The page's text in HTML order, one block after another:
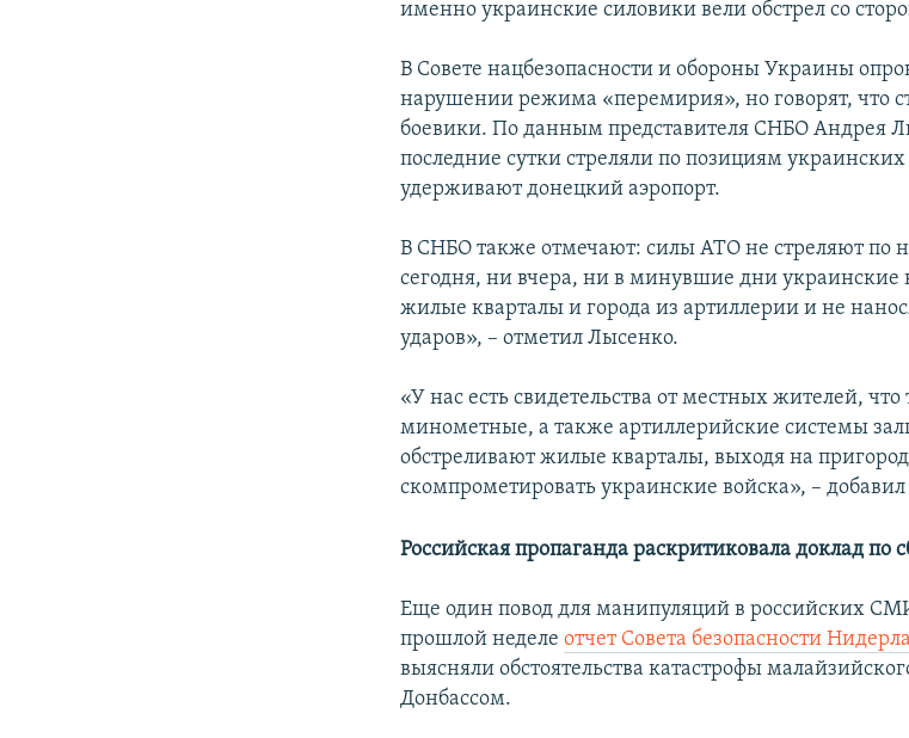
именно украинские силовики вели обстрел со
В Совете нацбезопасности и обороны Украины
нарушении режима «перемирия», но говорят, что
боевики. По данным представителя СНБО Андрея
последние сутки стреляли по позициям
удерживают донецкий аэропорт.
В СНБО также отмечают: силы АТО не стреляют по
сегодня, ни вчера, ни в минувшие дни украинские
жилые кварталы и города из артиллерии и не
ударов», – отметил Лысенко.
«У нас есть свидетельства от местных жителей, что
минометные, а также артиллерийские системы
обстреливают жилые кварталы, выходя на
скомпрометировать украинские войска», –
Российская пропаганда раскритиковала доклад по
Еще один повод для манипуляций в российских
прошлой неделеотчет Совета безопасности
выясняли обстоятельства катастрофы
Донбассом.